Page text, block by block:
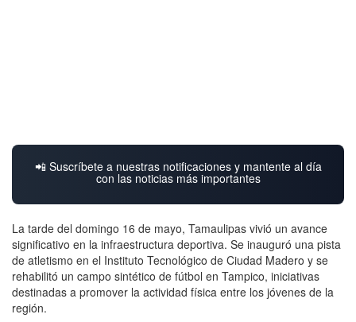
📲 Suscríbete a nuestras notificaciones y mantente al día
con las noticias más importantes
La tarde del domingo 16 de mayo, Tamaulipas vivió un avance
significativo en la infraestructura deportiva. Se inauguró una pista
de atletismo en el Instituto Tecnológico de Ciudad Madero y se
rehabilitó un campo sintético de fútbol en Tampico, iniciativas
destinadas a promover la actividad física entre los jóvenes de la
región.